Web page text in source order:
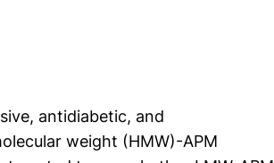
antidiabetic, and
weight (HMW)-APM